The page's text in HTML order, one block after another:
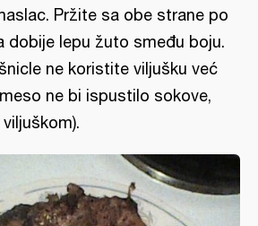
Pržite sa obe strane po
dobije lepu žuto smeđu boju.
ne koristite viljušku već
ne bi ispustilo sokove,